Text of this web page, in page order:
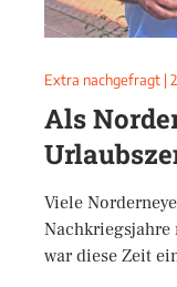
Extra nachgefragt |
Als
Viele
Nachkriegsjahre
war diese Zeit